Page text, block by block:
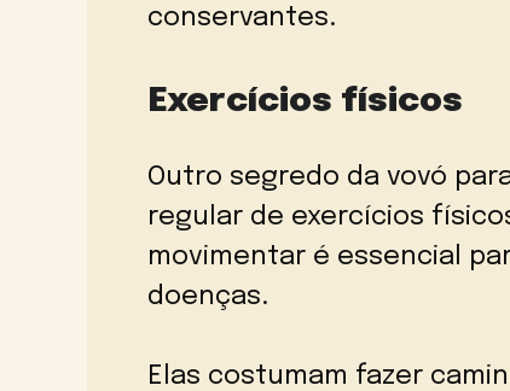
conservantes.
Exercícios físicos
Outro segredo da vovó
regular de exercícios
movimentar é essencial
doenças.
Elas costumam fazer